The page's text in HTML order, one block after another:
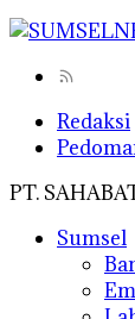
Redaksi
PT.
Sumsel